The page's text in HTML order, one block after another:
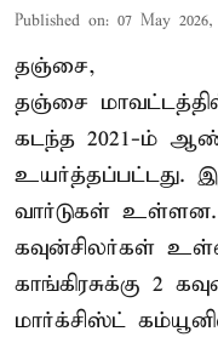
Published on: 07 May
தஞ்சை,
தஞ்சை
கடந்த 2021-ம்
உயர்த்தப்பட்டது.
வார்டுகள் உள்ளன.
கவுன்சிலர்கள்
காங்கிரசுக்கு 2
மார்க்சிஸ்ட்